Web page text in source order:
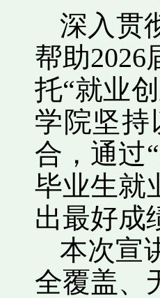
深入贯
帮助
托“就业
学院坚持
合，通过
毕业生就
出最好成
本次宣
全覆盖、